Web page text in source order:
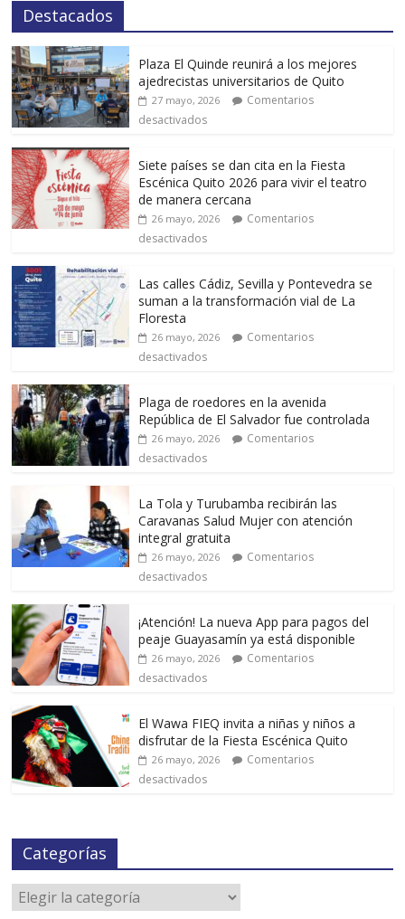
Destacados
Plaza El Quinde reunirá a los mejores
ajedrecistas universitarios de Quito
27 mayo, 2026
Comentarios
desactivados
Siete países se dan cita en la Fiesta
Escénica Quito 2026 para vivir el teatro
de manera cercana
26 mayo, 2026
Comentarios
desactivados
Las calles Cádiz, Sevilla y Pontevedra se
suman a la transformación vial de La
Floresta
26 mayo, 2026
Comentarios
desactivados
Plaga de roedores en la avenida
República de El Salvador fue controlada
26 mayo, 2026
Comentarios
desactivados
La Tola y Turubamba recibirán las
Caravanas Salud Mujer con atención
integral gratuita
26 mayo, 2026
Comentarios
desactivados
¡Atención! La nueva App para pagos del
peaje Guayasamín ya está disponible
26 mayo, 2026
Comentarios
desactivados
El Wawa FIEQ invita a niñas y niños a
disfrutar de la Fiesta Escénica Quito
26 mayo, 2026
Comentarios
desactivados
Categorías